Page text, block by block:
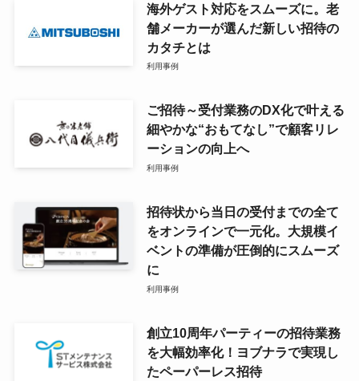
海外ゲスト対応をスムーズに。老
舗メーカーが選んだ新しい招待の
カタチとは
利用事例
ご招待～受付業務のDX化で叶える
細やかな“おもてなし”で顧客リレ
ーションの向上へ
利用事例
招待状から当日の受付までの全て
をオンラインで一元化。大規模イ
ベントの準備が圧倒的にスムーズ
に
利用事例
創立10周年パーティーの招待業務
を大幅効率化！ヨブナラで実現し
たペーパーレス招待